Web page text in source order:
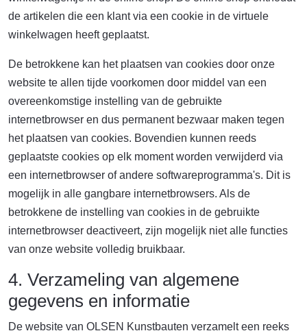
de artikelen die een klant via een cookie in de virtuele
winkelwagen heeft geplaatst.
De betrokkene kan het plaatsen van cookies door onze
website te allen tijde voorkomen door middel van een
overeenkomstige instelling van de gebruikte
internetbrowser en dus permanent bezwaar maken tegen
het plaatsen van cookies. Bovendien kunnen reeds
geplaatste cookies op elk moment worden verwijderd via
een internetbrowser of andere softwareprogramma's. Dit is
mogelijk in alle gangbare internetbrowsers. Als de
betrokkene de instelling van cookies in de gebruikte
internetbrowser deactiveert, zijn mogelijk niet alle functies
van onze website volledig bruikbaar.
4. Verzameling van algemene
gegevens en informatie
De website van OLSEN Kunstbauten verzamelt een reeks